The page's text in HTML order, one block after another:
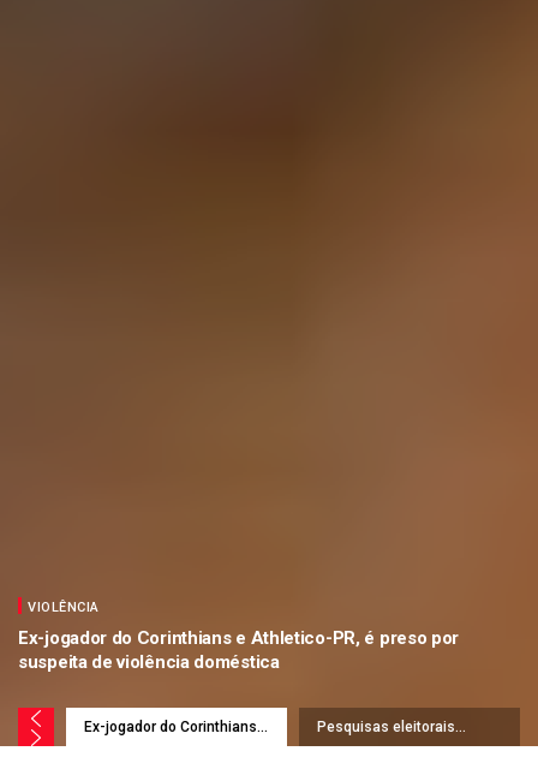
VIOLÊNCIA
Ex-jogador do Corinthians e Athletico-PR, é preso por
suspeita de violência doméstica
Ex-jogador do Corinthians e
Pesquisas eleitorais
mostram a distância entre